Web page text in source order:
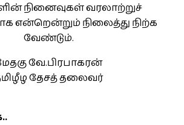
நினைவுகள் வரலாற்றுச்
என்றென்றும் நிலைத்து நிற்க
வேண்டும்.
வே.பிரபாகரன்
தேசத் தலைவர்